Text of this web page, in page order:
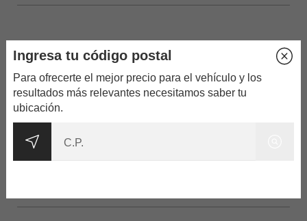
Ingresa tu código postal x
Para ofrecerte el mejor precio para el vehículo y los
resultados más relevantes necesitamos saber tu
ubicación.
Eléctricos